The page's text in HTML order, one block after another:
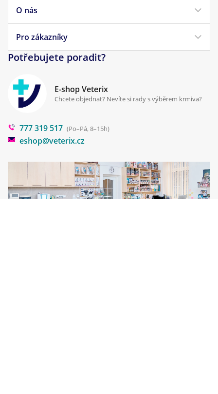
Krmivo pro kočky
Veterinární diety
Pamlsky pro psy
Doprava a platba
Obchodní podmínky
Reklamace a vrácení
Cookies a podmínky používání
O nás
Náš příběh
Pro zákazníky
Klinika Prostějov
Poradna
Blog
Potřebujete poradit?
E-shop Veterix
Chcete objednat? Nevíte si rady s výběrem krmiva?
777 319 517 (Po–Pá, 8–15h)
eshop@veterix.cz